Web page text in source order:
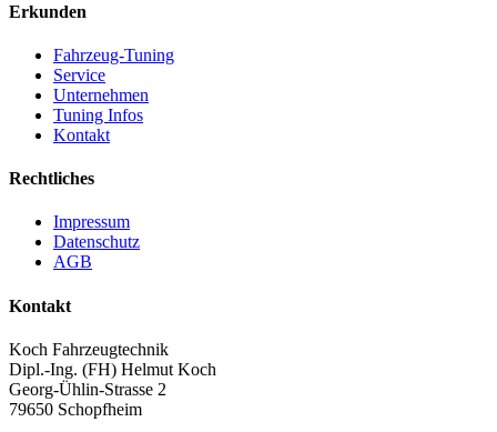
Erkunden
Fahrzeug-Tuning
Service
Unternehmen
Tuning Infos
Kontakt
Rechtliches
Impressum
Datenschutz
AGB
Kontakt
Koch Fahrzeugtechnik
Dipl.-Ing. (FH) Helmut Koch
Georg-Ühlin-Strasse 2
79650 Schopfheim